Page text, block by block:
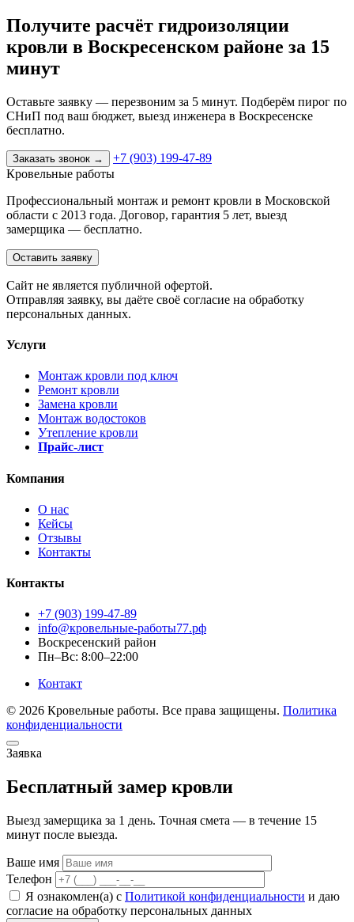
Получите расчёт гидроизоляции
кровли в Воскресенском районе за 15
минут
Оставьте заявку — перезвоним за 5 минут. Подберём пирог по
СНиП под ваш бюджет, выезд инженера в Воскресенске
бесплатно.
Заказать звонок →
+7 (903) 199-47-89
Кровельные работы
Профессиональный монтаж и ремонт кровли в Московской
области с 2013 года. Договор, гарантия 5 лет, выезд
замерщика — бесплатно.
Оставить заявку
Cайт не является публичной офертой.
Отправляя заявку, вы даёте своё согласие на обработку
персональных данных.
Услуги
Монтаж кровли под ключ
Ремонт кровли
Замена кровли
Монтаж водостоков
Утепление кровли
Прайс-лист
Компания
О нас
Кейсы
Отзывы
Контакты
Контакты
+7 (903) 199-47-89
info@кровельные-работы77.рф
Воскресенский район
Пн–Вс: 8:00–22:00
Контакт
© 2026 Кровельные работы. Все права защищены. Политика
конфиденциальности
Заявка
Бесплатный замер кровли
Выезд замерщика за 1 день. Точная смета — в течение 15
минут после выезда.
Ваше имя
Телефон
Я ознакомлен(а) с Политикой конфиденциальности и даю
согласие на обработку персональных данных